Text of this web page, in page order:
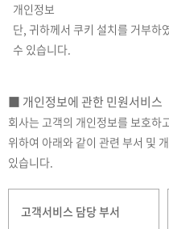
개인정보
단, 귀하께서 쿠키 설치를 거부하
수 있습니다.
■ 개인정보에 관한 민원서비스
회사는 고객의 개인정보를 보호하
위하여 아래와 같이 관련 부서 및
있습니다.
고객서비스 담당 부서